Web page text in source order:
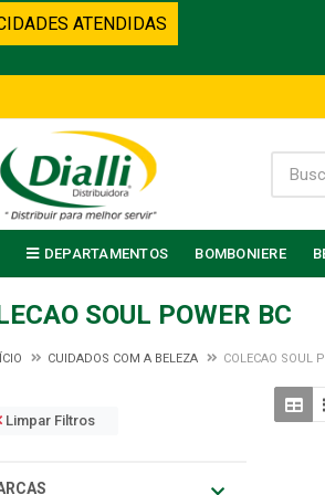
ATENDIDAS
DEPARTAMENTOS BOMBONIERE
SOUL POWER BC
CUIDADOS COM A BELEZA COLECAO SOUL
Limpar Filtros